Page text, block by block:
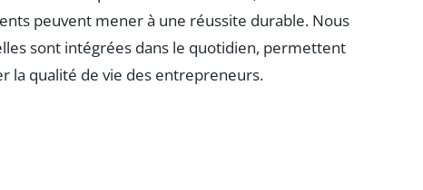
peuvent mener à une réussite durable. Nous
sont intégrées dans le quotidien, permettent
la qualité de vie des entrepreneurs.